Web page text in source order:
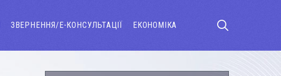
ЗВЕРНЕННЯ/Е-КОНСУЛЬТАЦІЇ ЕКОНОМІКА